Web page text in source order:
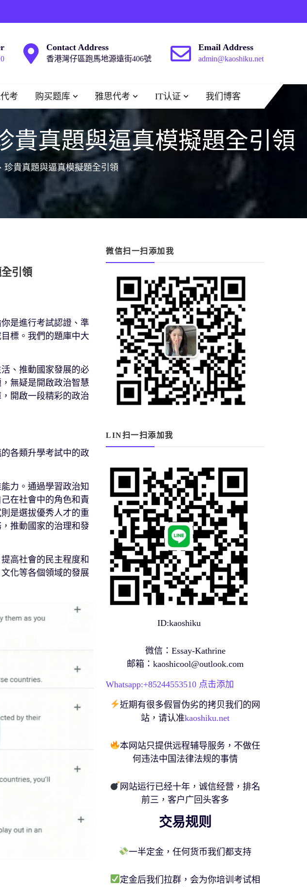
Contact Address
香港灣仔區跑馬地源遠街406號
Email Address
admin@kaoshiku.net
考 购买题库 雅思代考 IT认证 我们博客
貴真題與逼真模擬題全引領
珍貴真題與逼真模擬題全引領
引領
是進行考試認證、準
標。我們的題庫中大
、推動國家發展的必
無疑是開啟政治智慧
開啟一段精彩的政治
各類升學考試中的政
力。通過學習政治知
在社會中的角色和責
是選拔優秀人才的重
推動國家的治理和發
高社會的民主程度和
化等各個領域的發展
微信扫一扫添加我
LIN扫一扫添加我
ID:kaoshiku
微信：Essay-Kathrine
邮箱： kaoshicool@outlook.com
Whatsapp:+85244553510 点击添加
近期有很多假冒伪劣的拷贝我们的网
站，请认准kaoshiku.net
本网站只提供远程辅导服务，不做任
何违法中国法律法规的事情
网站运行已经十年，诚信经营，排名
前三，客户广回头客多
交易规则
一半定金，任何货币我们都支持
定金后我们拉群，会为你培训考试相